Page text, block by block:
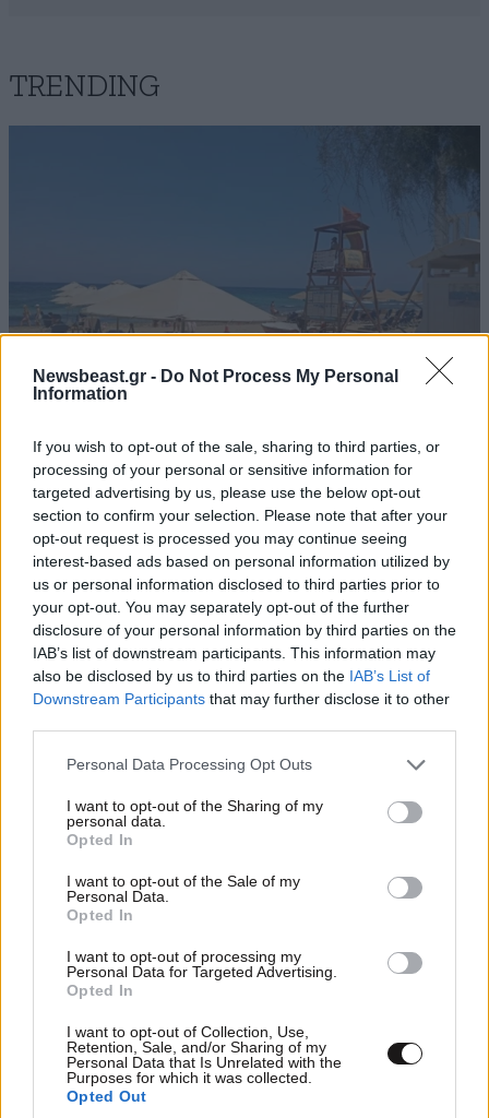
Newsbeast.gr - Do Not Process My Personal
Information
If you wish to opt-out of the sale, sharing to third parties, or
processing of your personal or sensitive information for
targeted advertising by us, please use the below opt-out
section to confirm your selection. Please note that after your
opt-out request is processed you may continue seeing
interest-based ads based on personal information utilized by
us or personal information disclosed to third parties prior to
your opt-out. You may separately opt-out of the further
disclosure of your personal information by third parties on the
IAB’s list of downstream participants. This information may
also be disclosed by us to third parties on the IAB’s List of
Downstream Participants that may further disclose it to other
Please note that this website/app uses one or more Google
not limited to your visit or usage behaviour. You may click to
grant or deny consent to Google and its third-party tags to
use your data for below specified purposes in below Google
consent section.
Personal Data Processing Opt Outs
I want to opt-out of the Sharing of my
personal data.
Opted In
I want to opt-out of the Sale of my
Personal Data.
Opted In
I want to opt-out of processing my
Personal Data for Targeted Advertising.
Opted In
I want to opt-out of Collection, Use,
Retention, Sale, and/or Sharing of my
Personal Data that Is Unrelated with the
Purposes for which it was collected.
Opted Out
TRENDING
ΕΛΛΑΔΑ06·08·2026 21:47
Τραγωδία στα Μάλια: «Ο πανικός τη σκότωσε»
– Τι λένε μάρτυρες για τη 42χρονη Ολλανδή
που πνίγηκε προσπαθώντας να σώσει τη φίλη
της